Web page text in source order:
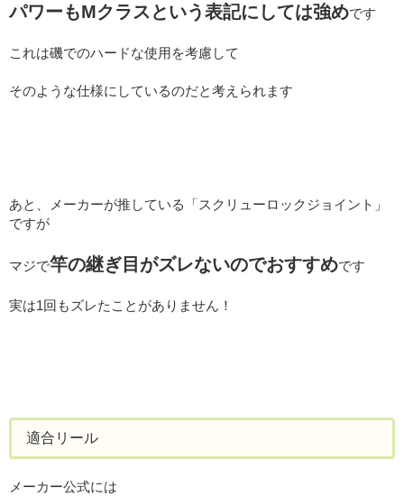
パワーもMクラスという表記にしては強めです
これは磯でのハードな使用を考慮して
そのような仕様にしているのだと考えられます
あと、メーカーが推している「スクリューロックジョイント」
ですが
マジで竿の継ぎ目がズレないのでおすすめです
実は1回もズレたことがありません！
適合リール
メーカー公式には